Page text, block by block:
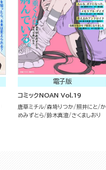
電子版
コミックNOAN Vol.19
唐草ミチル 森埼りつか 照井にと
か
めみずとら
鈴木真澄 さくましおり